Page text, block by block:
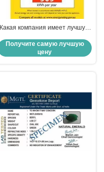
Какая компания имеет лучшую
энергоэффективности в
Австралии?
Получите самую лучшую
цену